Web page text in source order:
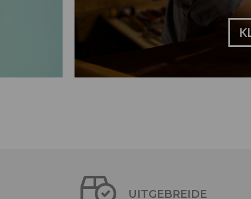
UITGEBREIDE